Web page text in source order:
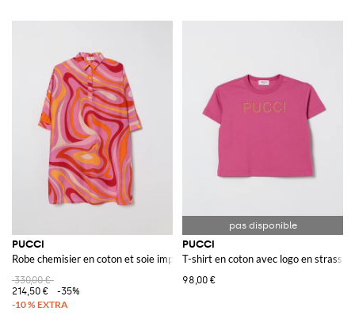
PUCCI
Robe chemisier en coton et soie imprimée
330,00 €
214,50 €
-35%
PUCCI
T-shirt en coton avec logo en strass
98,00 €